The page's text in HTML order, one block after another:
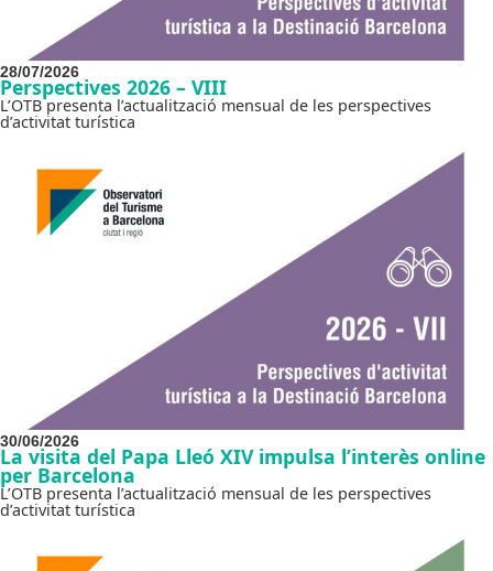
28/07/2026
Perspectives 2026 – VIII
L’OTB presenta l’actualització mensual de les perspectives
d’activitat turística
30/06/2026
La visita del Papa Lleó XIV impulsa l’interès online
per Barcelona
L’OTB presenta l’actualització mensual de les perspectives
d’activitat turística